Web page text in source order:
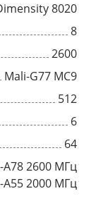
8020
8
2600
Mali-G77 MC9
512
6
64
A78 2600 МГц
A55 2000 МГц